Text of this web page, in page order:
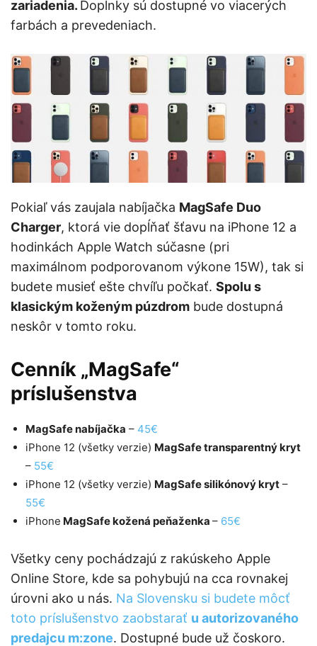
zariadenia. Doplnky sú dostupné vo viacerých
farbách a prevedeniach.
Pokiaľ vás zaujala nabíjačka MagSafe Duo
Charger, ktorá vie dopĺňať šťavu na iPhone 12 a
hodinkách Apple Watch súčasne (pri
maximálnom podporovanom výkone 15W), tak si
budete musieť ešte chvíľu počkať. Spolu s
klasickým koženým púzdrom bude dostupná
neskôr v tomto roku.
Cenník „MagSafe“
príslušenstva
MagSafe nabíjačka – 45€
iPhone 12 (všetky verzie) MagSafe transparentný kryt
– 55€
iPhone 12 (všetky verzie) MagSafe silikónový kryt –
55€
iPhone MagSafe kožená peňaženka – 65€
Všetky ceny pochádzajú z rakúskeho Apple
Online Store, kde sa pohybujú na cca rovnakej
úrovni ako u nás. Na Slovensku si budete môcť
toto príslušenstvo zaobstarať u autorizovaného
predajcu m:zone. Dostupné bude už čoskoro.